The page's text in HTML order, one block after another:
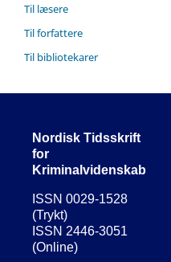
Til læsere
Til forfattere
Til bibliotekarer
Nordisk Tidsskrift
for
Kriminalvidenskab
ISSN 0029-1528
(Trykt)
ISSN 2446-3051
(Online)